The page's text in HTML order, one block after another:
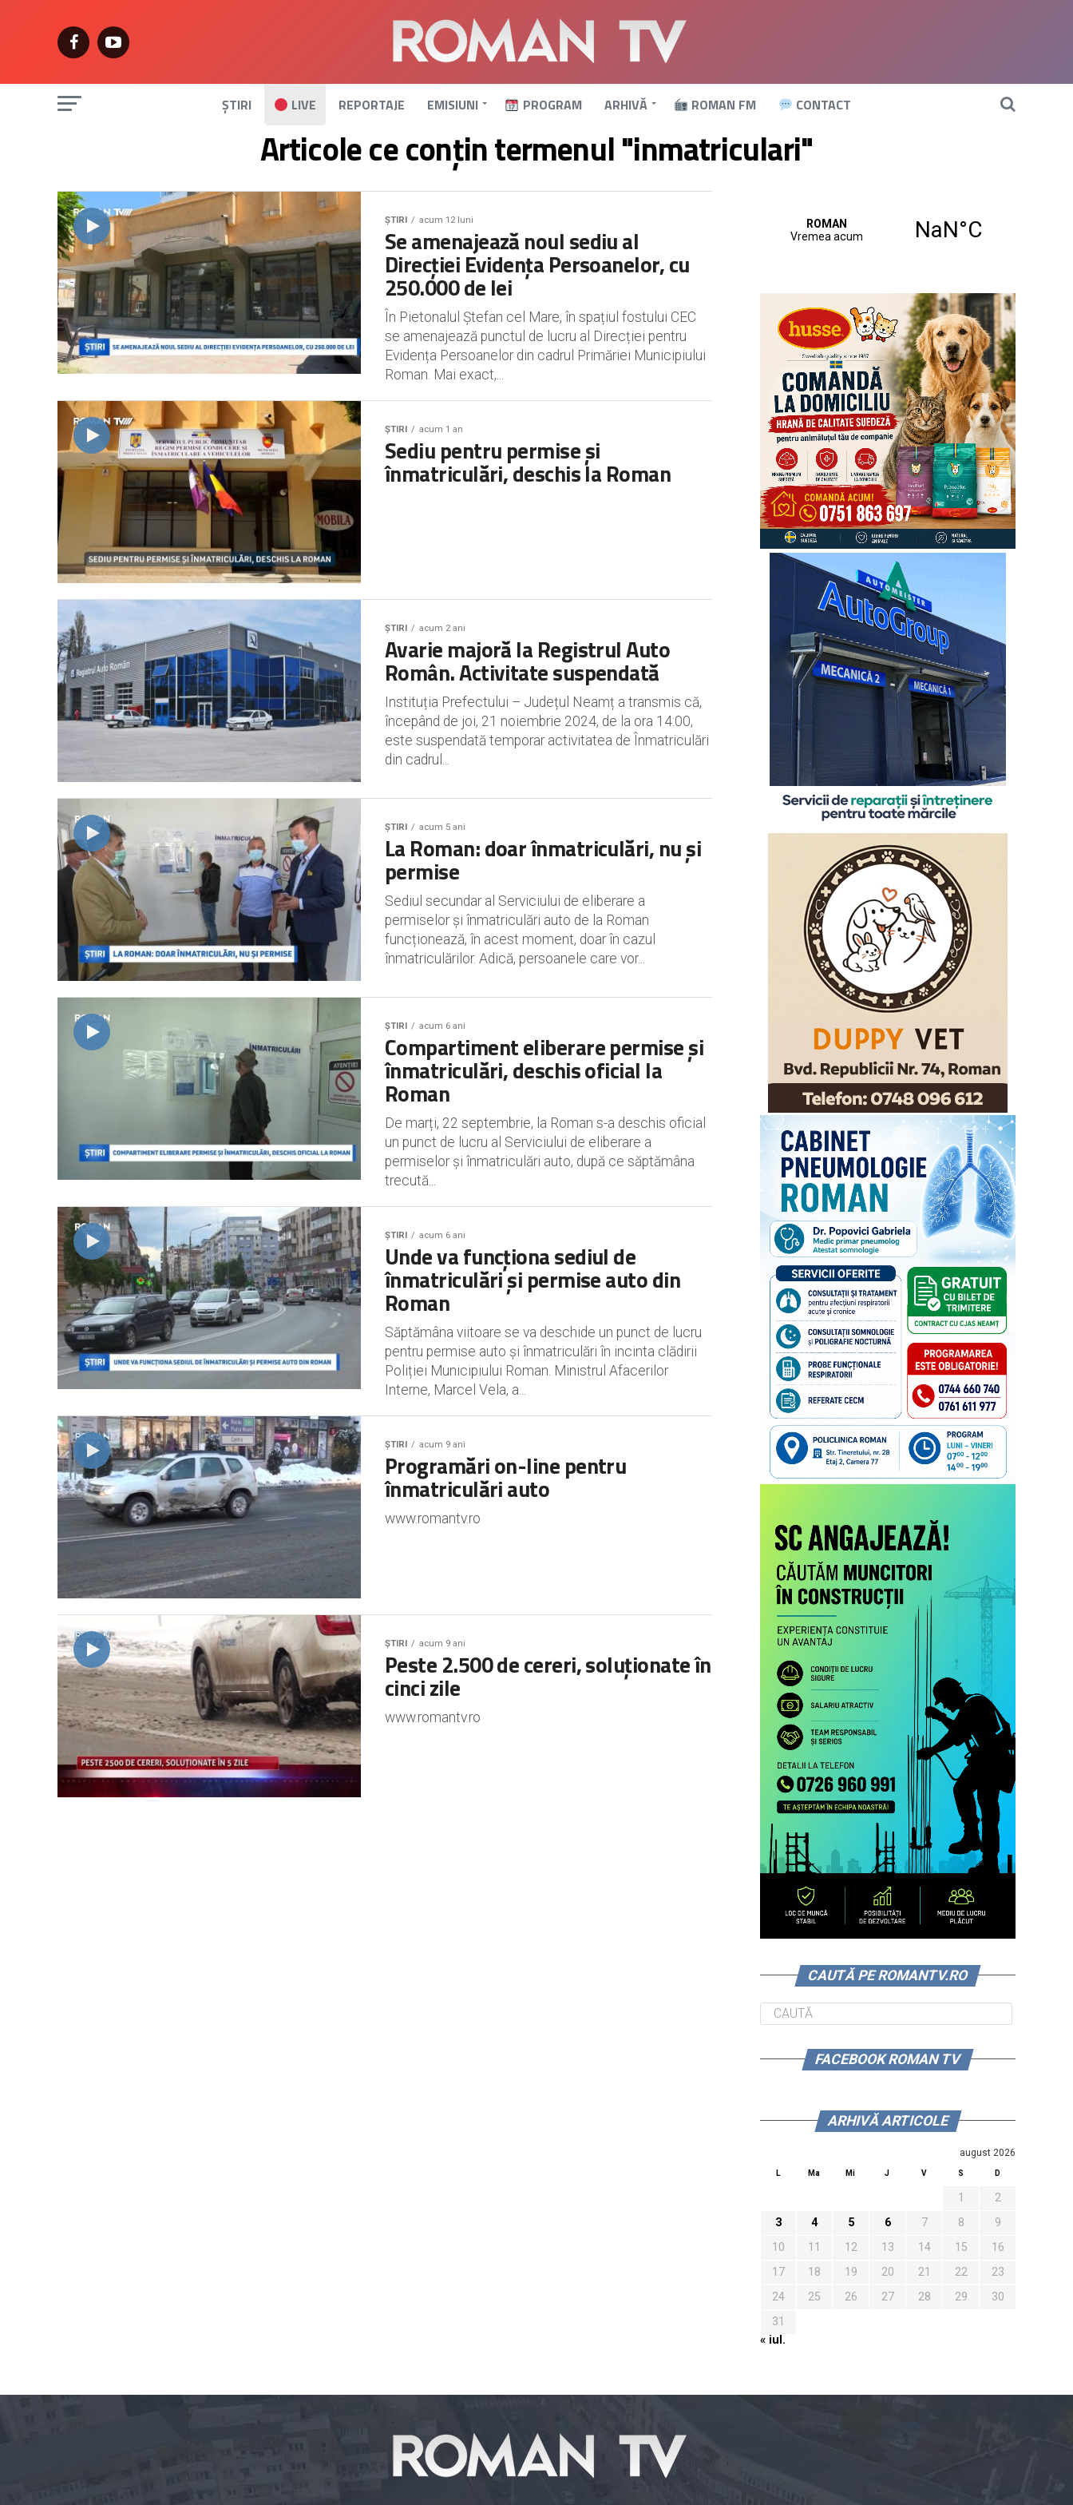
ȘTIRI LIVE REPORTAJE EMISIUNI PROGRAM ARHIVĂ ROMAN FM CONTACT
Articole ce conțin termenul "inmatriculari"
ȘTIRI acum 12 luni
Se amenajează noul sediu al
Direcției Evidența Persoanelor, cu
250.000 de lei
În Pietonalul Ștefan cel Mare, în spațiul fostului CEC
se amenajează punctul de lucru al Direcției pentru
Evidența Persoanelor din cadrul Primăriei Municipiului
Roman. Mai exact,...
ȘTIRI acum 1 an
Sediu pentru permise și
înmatriculări, deschis la Roman
ȘTIRI acum 2 ani
Avarie majoră la Registrul Auto
Român. Activitate suspendată
Instituția Prefectului – Județul Neamț a transmis că,
începând de joi, 21 noiembrie 2024, de la ora 14:00,
este suspendată temporar activitatea de Înmatriculări
din cadrul...
ȘTIRI acum 5 ani
La Roman: doar înmatriculări, nu și
permise
Sediul secundar al Serviciului de eliberare a
permiselor și înmatriculări auto de la Roman
funcționează, în acest moment, doar în cazul
înmatriculărilor. Adică, persoanele care vor...
ȘTIRI acum 6 ani
Compartiment eliberare permise și
înmatriculări, deschis oficial la
Roman
De marți, 22 septembrie, la Roman s-a deschis oficial
un punct de lucru al Serviciului de eliberare a
permiselor și înmatriculări auto, după ce săptămâna
trecută...
ȘTIRI acum 6 ani
Unde va funcționa sediul de
înmatriculări și permise auto din
Roman
Săptămâna viitoare se va deschide un punct de lucru
pentru permise auto și înmatriculări în incinta clădirii
Poliției Municipiului Roman. Ministrul Afacerilor
Interne, Marcel Vela, a...
ȘTIRI acum 9 ani
Programări on-line pentru
înmatriculări auto
www.romantv.ro
ȘTIRI acum 9 ani
Peste 2.500 de cereri, soluționate în
cinci zile
www.romantv.ro
CAUTĂ PE ROMANTV.RO
FACEBOOK ROMAN TV
ARHIVĂ ARTICOLE
august 2026
L Ma Mi J V S D
1
2
3
4 5 6 7 8
9
10
11 12 13 14 15
16
17
18 19 20 21 22
23
24
25 26 27 28 29
30
31
« iul.